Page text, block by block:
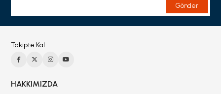
Gönder
Takipte Kal
HAKKIMIZDA